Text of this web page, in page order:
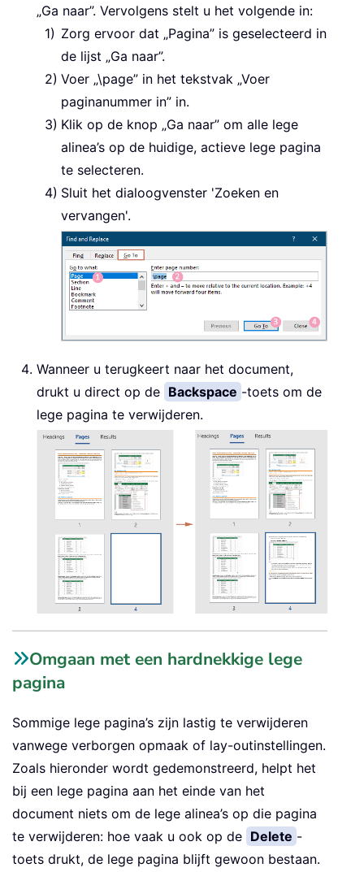
„Ga naar”. Vervolgens stelt u het volgende in:
Zorg ervoor dat „Pagina” is geselecteerd in
de lijst „Ga naar”.
Voer „\page” in het tekstvak „Voer
paginanummer in” in.
Klik op de knop „Ga naar” om alle lege
alinea’s op de huidige, actieve lege pagina
te selecteren.
Sluit het dialoogvenster 'Zoeken en
vervangen'.
Wanneer u terugkeert naar het document,
drukt u direct op de Backspace -toets om de
lege pagina te verwijderen.
Omgaan met een hardnekkige lege
pagina
Sommige lege pagina’s zijn lastig te verwijderen
vanwege verborgen opmaak of lay-outinstellingen.
Zoals hieronder wordt gedemonstreerd, helpt het
bij een lege pagina aan het einde van het
document niets om de lege alinea’s op die pagina
te verwijderen: hoe vaak u ook op de Delete -
toets drukt, de lege pagina blijft gewoon bestaan.